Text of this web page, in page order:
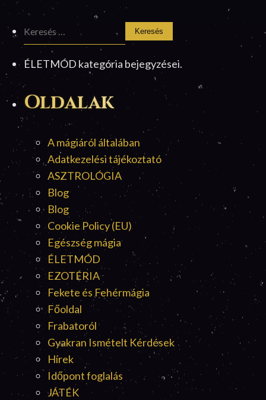
navigáció
Keresés:
ÉLETMÓD kategória bejegyzései.
Oldalak
A mágiáról általában
Adatkezelési tájékoztató
ASZTROLÓGIA
Blog
Blog
Cookie Policy (EU)
Egészség mágia
ÉLETMÓD
EZOTÉRIA
Fekete és Fehérmágia
Főoldal
Frabatoról
Gyakran Ismételt Kérdések
Hírek
Időpont foglalás
JÁTÉK